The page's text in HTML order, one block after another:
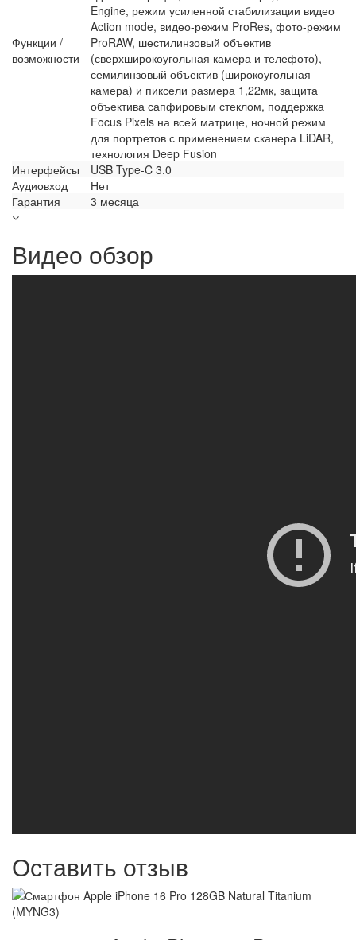
Функции /
возможности
Engine, режим усиленной стабилизации видео
Action mode, видео-режим ProRes, фото-режим
ProRAW, шестилинзовый объектив
(сверхширокоугольная камера и телефото),
семилинзовый объектив (широкоугольная
камера) и пиксели размера 1,22мк, защита
объектива сапфировым стеклом, поддержка
Focus Pixels на всей матрице, ночной режим
для портретов с применением сканера LiDAR,
технология Deep Fusion
Интерфейсы
USB Type-C 3.0
Аудиовход
Нет
Гарантия
3 месяца
Видео обзор
Оставить отзыв